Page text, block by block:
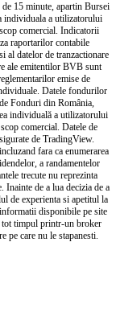
15 minute, apartin Bursei
individuala a utilizatorului
comercial. Indicatorii
raportarilor contabile
datelor de tranzactionare
ale emitentilor BVB sunt
emise de
Datele fondurilor
Fonduri din România,
individuală a utilizatorului
comercial. Datele de
de TradingView.
fara ca enumerarea
a randamentelor
trecute nu reprezinta
de a lua decizia de a
de experienta si apetitul la
disponibile pe site
tot timpul printr-un broker
pe care nu le stapanesti.